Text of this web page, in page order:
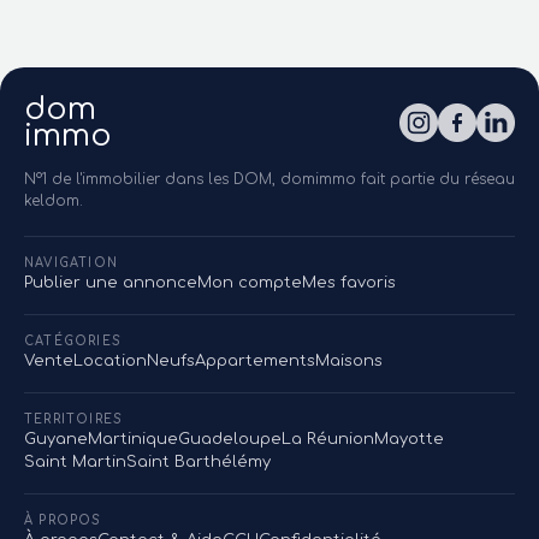
dom
immo
N°1 de l'immobilier dans les DOM, domimmo fait partie du réseau
keldom.
NAVIGATION
Publier une annonceMon compteMes favoris
CATÉGORIES
Vente LocationNeufsAppartementsMaisons
TERRITOIRES
GuyaneMartiniqueGuadeloupe La RéunionMayotte
Saint MartinSaint Barthélémy
À PROPOS